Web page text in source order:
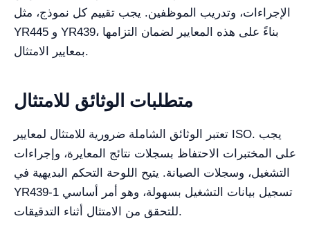
الإجراءات، وتدريب الموظفين. يجب تقييم كل نموذج، مثل
YR445 و YR439، بناءً على هذه المعايير لضمان التزامها
بمعايير الامتثال.
متطلبات الوثائق للامتثال
تعتبر الوثائق الشاملة ضرورية للامتثال لمعايير ISO. يجب
على المختبرات الاحتفاظ بسجلات نتائج المعايرة، وإجراءات
التشغيل، وسجلات الصيانة. يتيح اللوحة التحكم البديهية في
YR439-1 تسجيل بيانات التشغيل بسهولة، وهو أمر أساسي
للتحقق من الامتثال أثناء التدقيقات.